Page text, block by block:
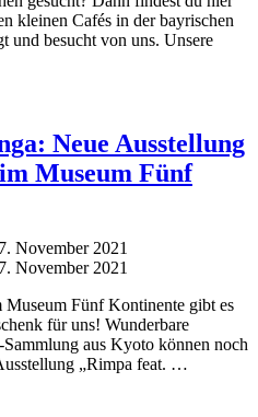
kleinen Cafés in der bayrischen
und besucht von uns. Unsere
Neue Ausstellung
Museum Fünf
November 2021
November 2021
Museum Fünf Kontinente gibt es
für uns! Wunderbare
aus Kyoto können noch
„Rimpa feat. …